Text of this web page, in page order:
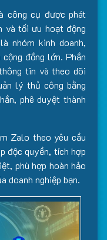
công cụ được phát
và tối ưu hoạt động
nhóm kinh doanh,
đồng lớn. Phần
tin và theo dõi
lý thủ công bằng
phê duyệt thành
Zalo theo yêu cầu
độc quyền, tích hợp
phù hợp hoàn hảo
doanh nghiệp bạn.